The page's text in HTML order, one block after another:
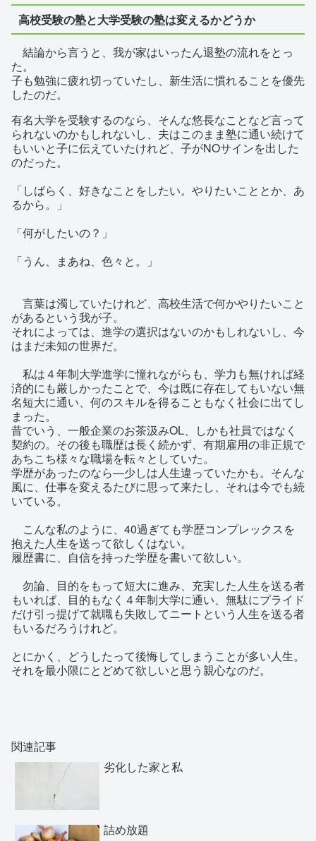
高校受験の塾と大学受験の塾は変えるかどうか
結論から言うと、我が家はいったん退塾の流れをとっ
た。
子も勉強に疲れ切っていたし、新生活に慣れることを優先
したのだ。
有名大学を受験するのなら、そんな悠長なことなど言って
られないのかもしれないし、夫はこのまま塾に通い続けて
もいいと子に伝えていたけれど、子がNOサインを出した
のだった。
「しばらく、好きなことをしたい。やりたいこととか、あ
るから。」
「何がしたいの？」
「うん、まあね、色々と。」
言葉は濁していたけれど、高校生活で何かやりたいこと
があるという我が子。
それによっては、進学の選択はないのかもしれないし、今
はまだ未知の世界だ。
私は４年制大学進学に憧れながらも、学力も無ければ経
済的にも厳しかったことで、今は既に存在してもいない無
名短大に通い、何のスキルを得ることもなく社会に出てし
まった。
昔でいう、一般企業のお茶汲みOL、しかも社員ではなく
契約の。その後も職歴は長く続かず、有期雇用の非正規で
あちこち様々な職場を転々としていた。
学歴があったのなら―少しは人生違っていたかも。そんな
風に、仕事を変えるたびに思って来たし、それは今でも続
いている。
こんな私のように、40過ぎても学歴コンプレックスを
抱えた人生を送って欲しくはない。
履歴書に、自信を持った学歴を書いて欲しい。
勿論、目的をもって短大に進み、充実した人生を送る者
もいれば、目的もなく４年制大学に通い、無駄にプライド
だけ引っ提げて就職も失敗してニートという人生を送る者
もいるだろうけれど。
とにかく、どうしたって後悔してしまうことが多い人生。
それを最小限にとどめて欲しいと思う親心なのだ。
関連記事
劣化した家と私
詰め放題